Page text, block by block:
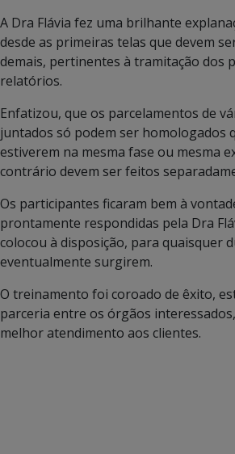
A Dra Flávia fez uma brilhante
desde as primeiras telas que devem
demais, pertinentes à tramitação dos
relatórios.
Enfatizou, que os parcelamentos de
juntados só podem ser homologados
estiverem na mesma fase ou mesma
contrário devem ser feitos
Os participantes ficaram bem à
prontamente respondidas pela Dra
colocou à disposição, para quaisquer
eventualmente surgirem.
O treinamento foi coroado de êxito,
parceria entre os órgãos
melhor atendimento aos clientes.